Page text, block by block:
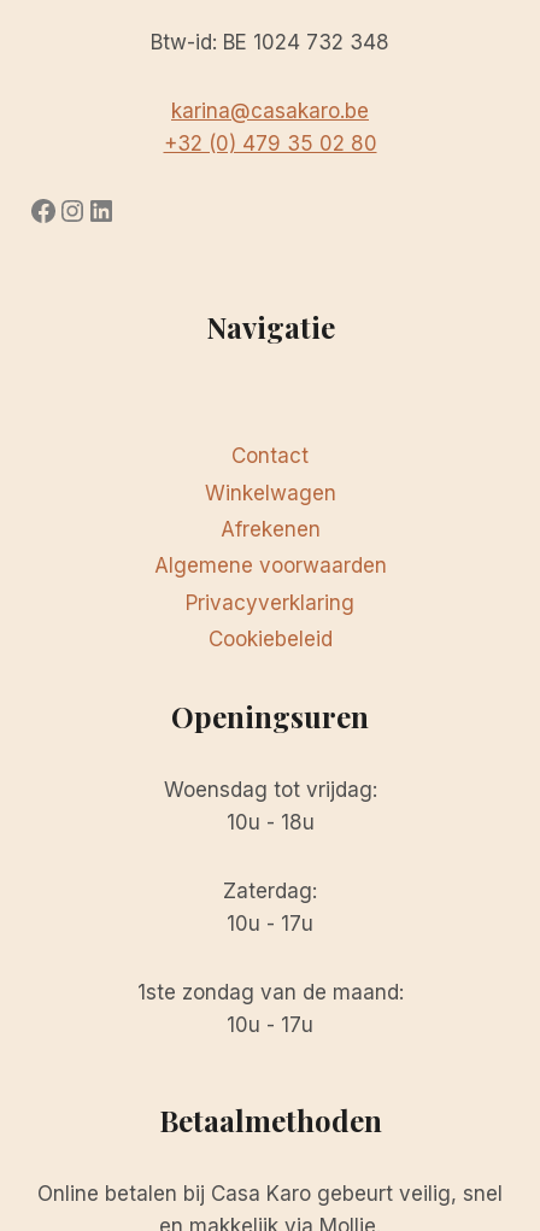
Btw-id: BE 1024 732 348
karina@casakaro.be
+32 (0) 479 35 02 80
Facebook
Instagram
LinkedIn
Navigatie
Contact
Winkelwagen
Afrekenen
Algemene voorwaarden
Privacyverklaring
Cookiebeleid
Openingsuren
Woensdag tot vrijdag:
10u - 18u
Zaterdag:
10u - 17u
1ste zondag van de maand:
10u - 17u
Betaalmethoden
Online betalen bij Casa Karo gebeurt veilig, snel
en makkelijk via Mollie.